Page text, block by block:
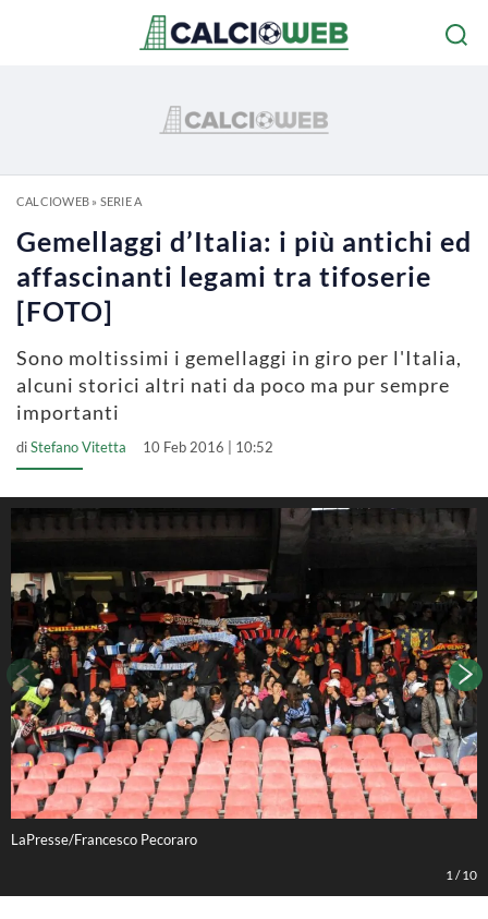
CALCIOWEB» SERIE A
Gemellaggi d’Italia: i più antichi ed
affascinanti legami tra tifoserie
[FOTO]
Sono moltissimi i gemellaggi in giro per l'Italia,
alcuni storici altri nati da poco ma pur sempre
importanti
diStefano Vitetta 10 Feb 2016 | 10:52
LaPresse/Francesco Pecoraro
1 /10